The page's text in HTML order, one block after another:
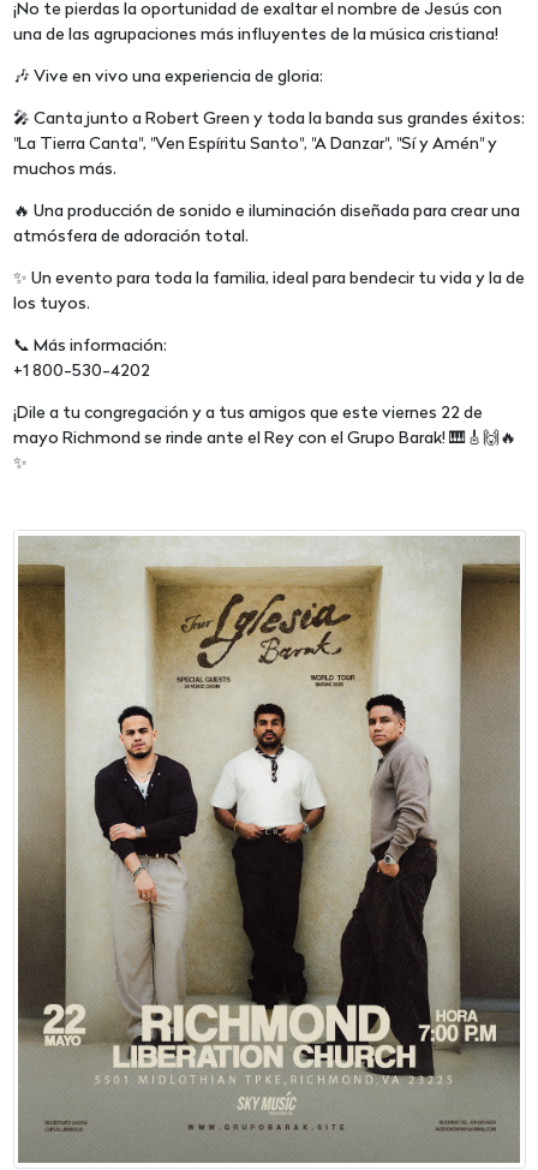
¡No te pierdas la oportunidad de exaltar el nombre de Jesús con
una de las agrupaciones más influyentes de la música cristiana!
🎶 Vive en vivo una experiencia de gloria:
🎤 Canta junto a Robert Green y toda la banda sus grandes éxitos:
"La Tierra Canta", "Ven Espíritu Santo", "A Danzar", "Sí y Amén" y
muchos más.
🔥 Una producción de sonido e iluminación diseñada para crear una
atmósfera de adoración total.
✨ Un evento para toda la familia, ideal para bendecir tu vida y la de
los tuyos.
📞 Más información:
+1 800-530-4202
¡Dile a tu congregación y a tus amigos que este viernes 22 de
mayo Richmond se rinde ante el Rey con el Grupo Barak! 🎹🎸🙌🔥
✨